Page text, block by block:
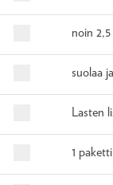
noin
suolaa
Lasten
1